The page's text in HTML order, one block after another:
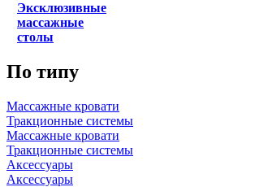
Эксклюзивные
массажные
столы
По типу
Массажные кровати
Тракционные системы
Массажные кровати
Тракционные системы
Аксессуары
Аксессуары